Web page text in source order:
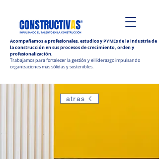
Acompañamos a profesionales, estudios y PYMEs de la industria de
la construcción en sus procesos de crecimiento, orden y
profesionalización.
Trabajamos para fortalecer la gestión y el liderazgo impulsando
organizaciones más sólidas y sostenibles.
atras